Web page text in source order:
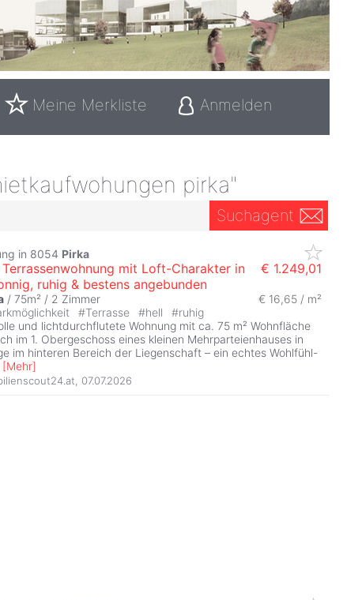
Meine Merkliste Anmelden
pirka"
Suchagent
in 8054 Pirka
mit Loft-Charakter in
ruhig & bestens angebunden
€ 1.249,01
/ 75m² / 2 Zimmer
€ 16,65 / m²
#Terrasse #hell #ruhig
und lichtdurchflutete Wohnung mit ca. 75 m² Wohnfläche
im 1. Obergeschoss eines kleinen Mehrparteienhauses in
im hinteren Bereich der Liegenschaft – ein echtes Wohlfühl-
[Mehr]
07.07.2026